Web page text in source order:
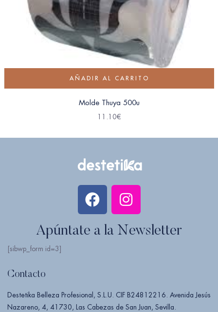
AÑADIR AL CARRITO
Molde Thuya 500u
11.10€
Apúntate a la Newsletter
[sibwp_form id=3]
Contacto
Destetika Belleza Profesional, S.L.U. CIF B24812216. Avenida Jesús
Nazareno, 4, 41730, Las Cabezas de San Juan, Sevilla.